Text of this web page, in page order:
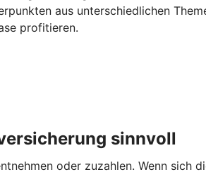
aus unterschiedlichen
profitieren.
sinnvoll
oder zuzahlen. Wenn